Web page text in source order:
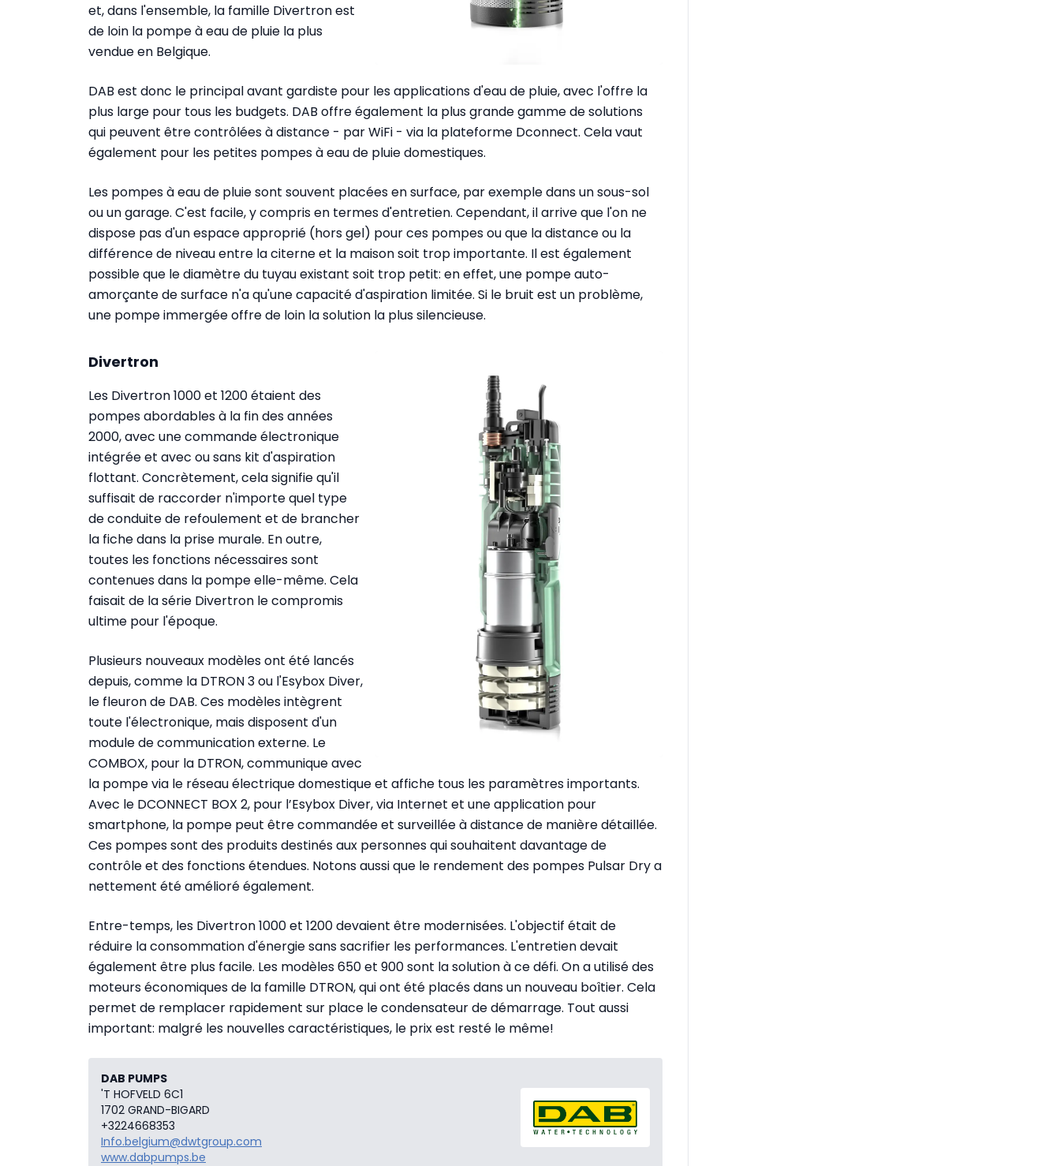
et, dans l'ensemble, la famille Divertron est
de loin la pompe à eau de pluie la plus
vendue en Belgique.
DAB est donc le principal avant gardiste pour les applications d'eau de pluie, avec l'offre la
plus large pour tous les budgets. DAB offre également la plus grande gamme de solutions
qui peuvent être contrôlées à distance - par WiFi - via la plateforme Dconnect. Cela vaut
également pour les petites pompes à eau de pluie domestiques.
Les pompes à eau de pluie sont souvent placées en surface, par exemple dans un sous-sol
ou un garage. C'est facile, y compris en termes d'entretien. Cependant, il arrive que l'on ne
dispose pas d'un espace approprié (hors gel) pour ces pompes ou que la distance ou la
différence de niveau entre la citerne et la maison soit trop importante. Il est également
possible que le diamètre du tuyau existant soit trop petit: en effet, une pompe auto-
amorçante de surface n'a qu'une capacité d'aspiration limitée. Si le bruit est un problème,
une pompe immergée offre de loin la solution la plus silencieuse.
Divertron
Les Divertron 1000 et 1200 étaient des
pompes abordables à la fin des années
2000, avec une commande électronique
intégrée et avec ou sans kit d'aspiration
flottant. Concrètement, cela signifie qu'il
suffisait de raccorder n'importe quel type
de conduite de refoulement et de brancher
la fiche dans la prise murale. En outre,
toutes les fonctions nécessaires sont
contenues dans la pompe elle-même. Cela
faisait de la série Divertron le compromis
ultime pour l'époque.
Plusieurs nouveaux modèles ont été lancés
depuis, comme la DTRON 3 ou l'Esybox Diver,
le fleuron de DAB. Ces modèles intègrent
toute l'électronique, mais disposent d'un
module de communication externe. Le
COMBOX, pour la DTRON, communique avec
la pompe via le réseau électrique domestique et affiche tous les paramètres importants.
Avec le DCONNECT BOX 2, pour l’Esybox Diver, via Internet et une application pour
smartphone, la pompe peut être commandée et surveillée à distance de manière détaillée.
Ces pompes sont des produits destinés aux personnes qui souhaitent davantage de
contrôle et des fonctions étendues. Notons aussi que le rendement des pompes Pulsar Dry a
nettement été amélioré également.
Entre-temps, les Divertron 1000 et 1200 devaient être modernisées. L'objectif était de
réduire la consommation d'énergie sans sacrifier les performances. L'entretien devait
également être plus facile. Les modèles 650 et 900 sont la solution à ce défi. On a utilisé des
moteurs économiques de la famille DTRON, qui ont été placés dans un nouveau boîtier. Cela
permet de remplacer rapidement sur place le condensateur de démarrage. Tout aussi
important: malgré les nouvelles caractéristiques, le prix est resté le même!
DAB PUMPS
'T HOFVELD 6C1
1702 GRAND-BIGARD
+3224668353
Info.belgium@dwtgroup.com
www.dabpumps.be